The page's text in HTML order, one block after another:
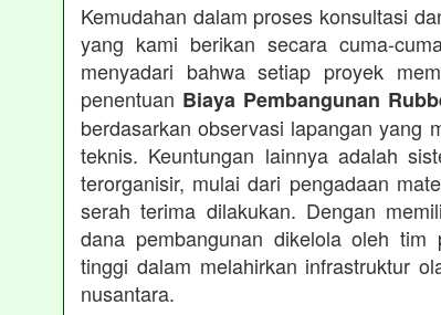
Kemudahan dalam proses konsultasi
yang kami berikan secara cuma-
menyadari bahwa setiap proyek
penentuan Biaya Pembangunan
berdasarkan observasi lapangan yang
teknis. Keuntungan lainnya adalah
terorganisir, mulai dari pengadaan
serah terima dilakukan. Dengan
dana pembangunan dikelola oleh tim
tinggi dalam melahirkan infrastruktur
nusantara.